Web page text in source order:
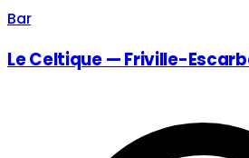
Bar
Le Celtique — Friville-